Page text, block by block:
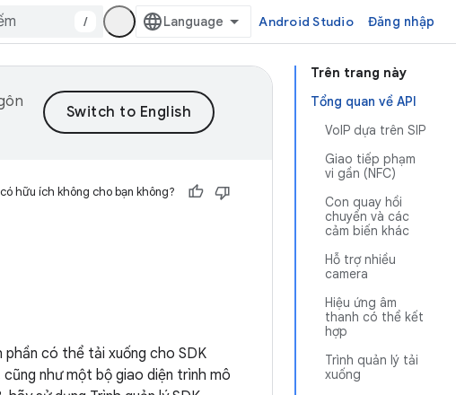
/ Android Studio Đăng nhập
Trên trang này
Tổng quan về API
VoIP dựa trên SIP
Giao tiếp phạm
vi gần (NFC)
Con quay hồi
chuyển và các
cảm biến khác
Hỗ trợ nhiều
camera
Hiệu ứng âm
thanh có thể kết
hợp
Trình quản lý tải
xuống
hữu ích không cho bạn không?
phần có thể tải xuống cho SDK
như một bộ giao diện trình mô